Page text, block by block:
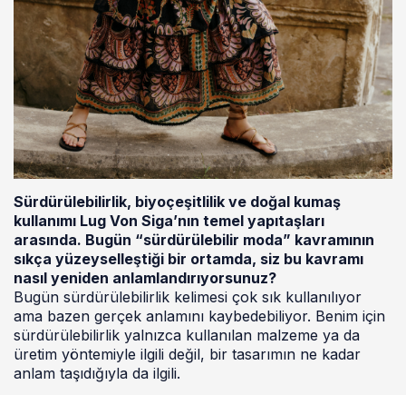
Sürdürülebilirlik, biyoçeşitlilik ve doğal kumaş
kullanımı Lug Von Siga’nın temel yapıtaşları
arasında. Bugün “sürdürülebilir moda” kavramının
sıkça yüzeyselleştiği bir ortamda, siz bu kavramı
nasıl yeniden anlamlandırıyorsunuz?
Bugün sürdürülebilirlik kelimesi çok sık kullanılıyor
ama bazen gerçek anlamını kaybedebiliyor. Benim için
sürdürülebilirlik yalnızca kullanılan malzeme ya da
üretim yöntemiyle ilgili değil, bir tasarımın ne kadar
anlam taşıdığıyla da ilgili.